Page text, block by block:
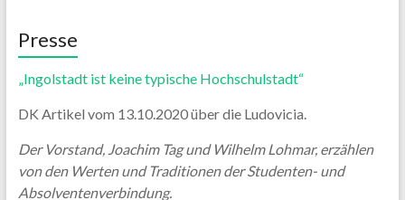
Presse
„Ingolstadt ist keine typische Hochschulstadt“
DK Artikel vom 13.10.2020 über die Ludovicia.
Der Vorstand, Joachim Tag und Wilhelm Lohmar, erzählen
von den Werten und Traditionen der Studenten- und
Absolventenverbindung.